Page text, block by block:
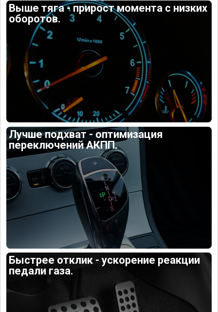
Выше тяга - прирост момента с низких
оборотов.
Лучше подхват - оптимизация
переключений АКПП.
Быстрее отклик - ускорение реакции
педали газа.